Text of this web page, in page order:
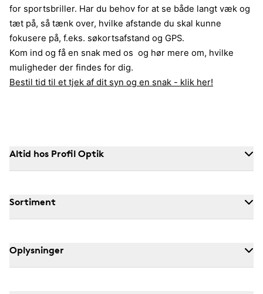
for sportsbriller. Har du behov for at se både langt væk og
tæt på, så tænk over, hvilke afstande du skal kunne
fokusere på, f.eks. søkortsafstand og GPS.
Kom ind og få en snak med os og hør mere om, hvilke
muligheder der findes for dig.
Bestil tid til et tjek af dit syn og en snak - klik her!
Altid hos Profil Optik
Sortiment
Oplysninger